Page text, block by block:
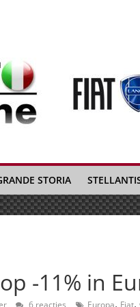
STORIA
-11% in
6 reacties Europa, Fiat,